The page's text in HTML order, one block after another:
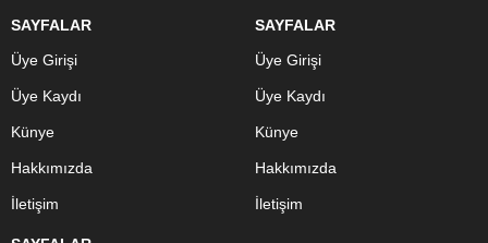
SAYFALAR
Üye Girişi
Üye Kaydı
Künye
Hakkımızda
İletişim
SAYFALAR
Üye Girişi
Üye Kaydı
Künye
Hakkımızda
İletişim